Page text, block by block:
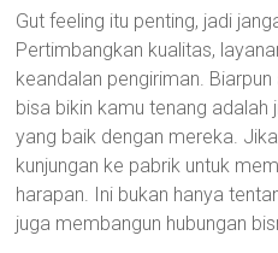
Gut feeling itu penting, jadi
Pertimbangkan kualitas,
keandalan pengiriman.
bisa bikin kamu tenang
yang baik dengan mereka.
kunjungan ke pabrik untuk
harapan. Ini bukan hanya
juga membangun hubungan